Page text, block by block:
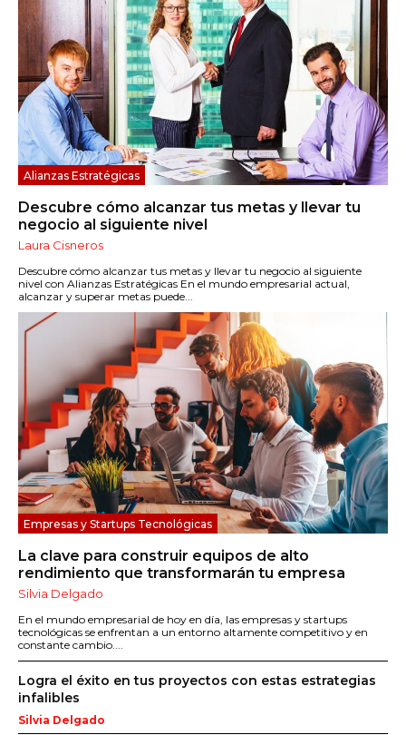
Alianzas Estratégicas
Descubre cómo alcanzar tus metas y llevar tu
negocio al siguiente nivel
Laura Cisneros
Descubre cómo alcanzar tus metas y llevar tu negocio al siguiente
nivel con Alianzas Estratégicas En el mundo empresarial actual,
alcanzar y superar metas puede...
Empresas y Startups Tecnológicas
La clave para construir equipos de alto
rendimiento que transformarán tu empresa
Silvia Delgado
En el mundo empresarial de hoy en día, las empresas y startups
tecnológicas se enfrentan a un entorno altamente competitivo y en
constante cambio....
Logra el éxito en tus proyectos con estas estrategias
infalibles
Silvia Delgado